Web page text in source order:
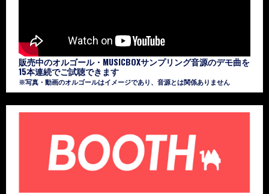
販売中のオルゴール・MUSICBOXサンプリング音源のデモ曲を
15本連続でご試聴できます
※写真・動画のオルゴールはイメージであり、音源とは関係ありません